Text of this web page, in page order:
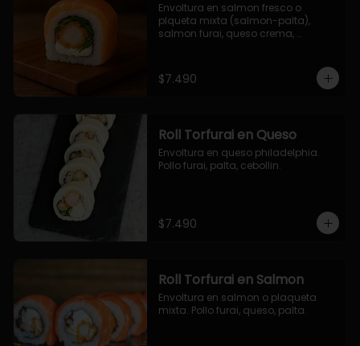
Envoltura en salmon fresco o
plqueta mixta (salmon-palta),
salmon furai, queso crema,
$7.490
Roll Torfurai en Queso
Envoltura en queso philadelphia.
Pollo furai, palta, cebollin.
$7.490
Roll Torfurai en Salmon
Envoltura en salmon o plaqueta
mixta. Pollo furai, queso, palta.